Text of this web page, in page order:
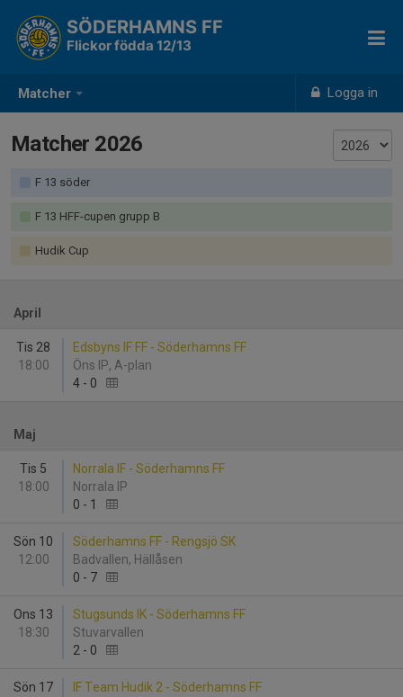
Matcher Logga in
SÖDERHAMNS FF
Flickor födda 12/13
Matcher 2026
F 13 söder
F 13 HFF-cupen grupp B
Hudik Cup
April
Tis 28
18:00
Edsbyns IF FF - Söderhamns FF
Öns IP, A-plan
4 - 0
Maj
Tis 5
18:00
Norrala IF - Söderhamns FF
Norrala IP
0 - 1
Sön 10
12:00
Söderhamns FF - Rengsjö SK
Badvallen, Hällåsen
0 - 7
Ons 13
18:30
Stugsunds IK - Söderhamns FF
Stuvarvallen
2 - 0
Sön 17
IF Team Hudik 2 - Söderhamns FF